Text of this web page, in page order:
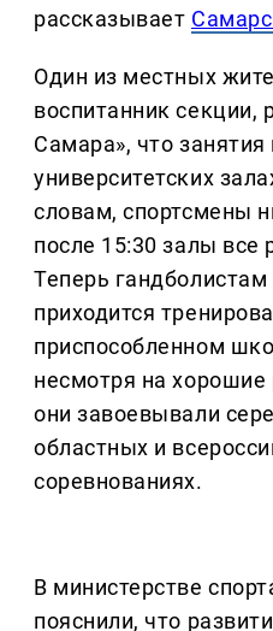
рассказывает
Один из местных
воспитанник секции,
Самара», что занятия
университетских
словам, спортсмены
после 15:30 залы все
Теперь
приходится
приспособленном
несмотря на хорошие
они завоевывали
областных и
соревнованиях.
В министерстве
пояснили, что